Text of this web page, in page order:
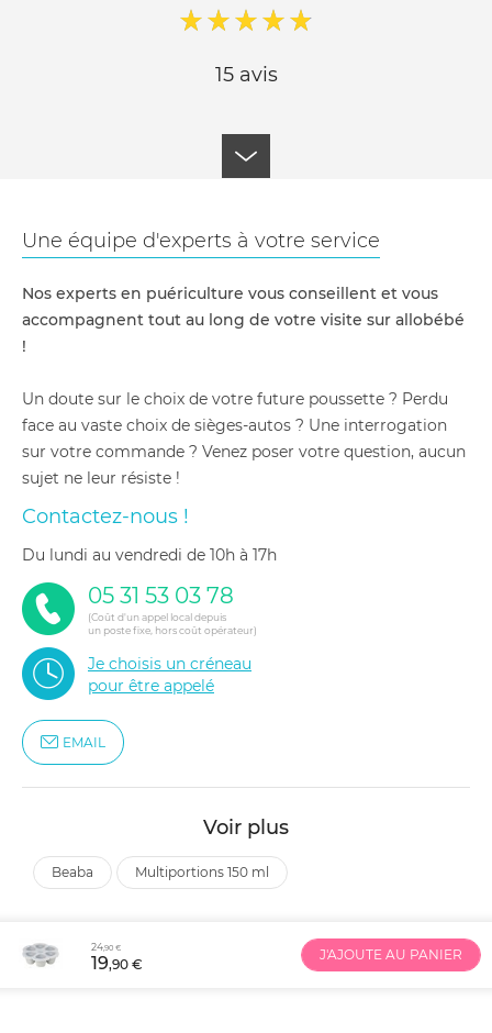
15 avis
Une équipe d'experts à votre service
Nos experts en puériculture vous conseillent et vous
accompagnent tout au long de votre visite sur allobébé
!
Un doute sur le choix de votre future poussette ? Perdu
face au vaste choix de sièges-autos ? Une interrogation
sur votre commande ? Venez poser votre question, aucun
sujet ne leur résiste !
Contactez-nous !
du lundi au vendredi de 10h à 17h
05 31 53 03 78
(Coût d'un appel local depuis
un poste fixe, hors coût opérateur)
Je choisis un créneau
pour être appelé
EMAIL
Voir plus
beaba multiportions 150 ml
24,90 €
19,90 €
J'AJOUTE AU PANIER